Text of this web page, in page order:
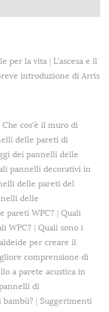
per la vita | L'ascesa e il
introduzione di Arris
Che cos'è il muro di
delle pareti di
dei pannelli delle
pannelli decorativi in
delle pareti del
delle
pareti WPC? | Quali
WPC? | Quali sono i
per creare il
comprensione di
a parete acustica in
di
| Suggerimenti